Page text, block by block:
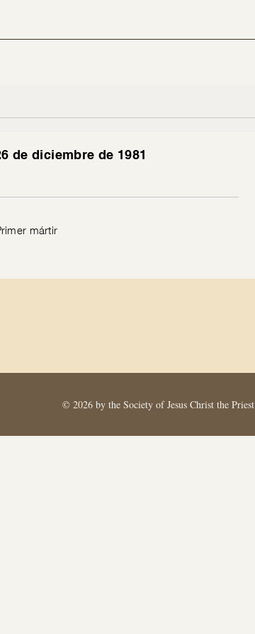
de diciembre de 1981
mártir
© 2026 by the Society of Jesus Christ the Priest